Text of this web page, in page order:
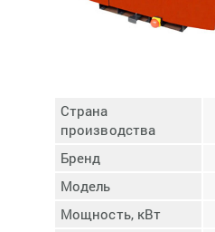
Страна
производства
Бренд
Модель
Мощность, кВт